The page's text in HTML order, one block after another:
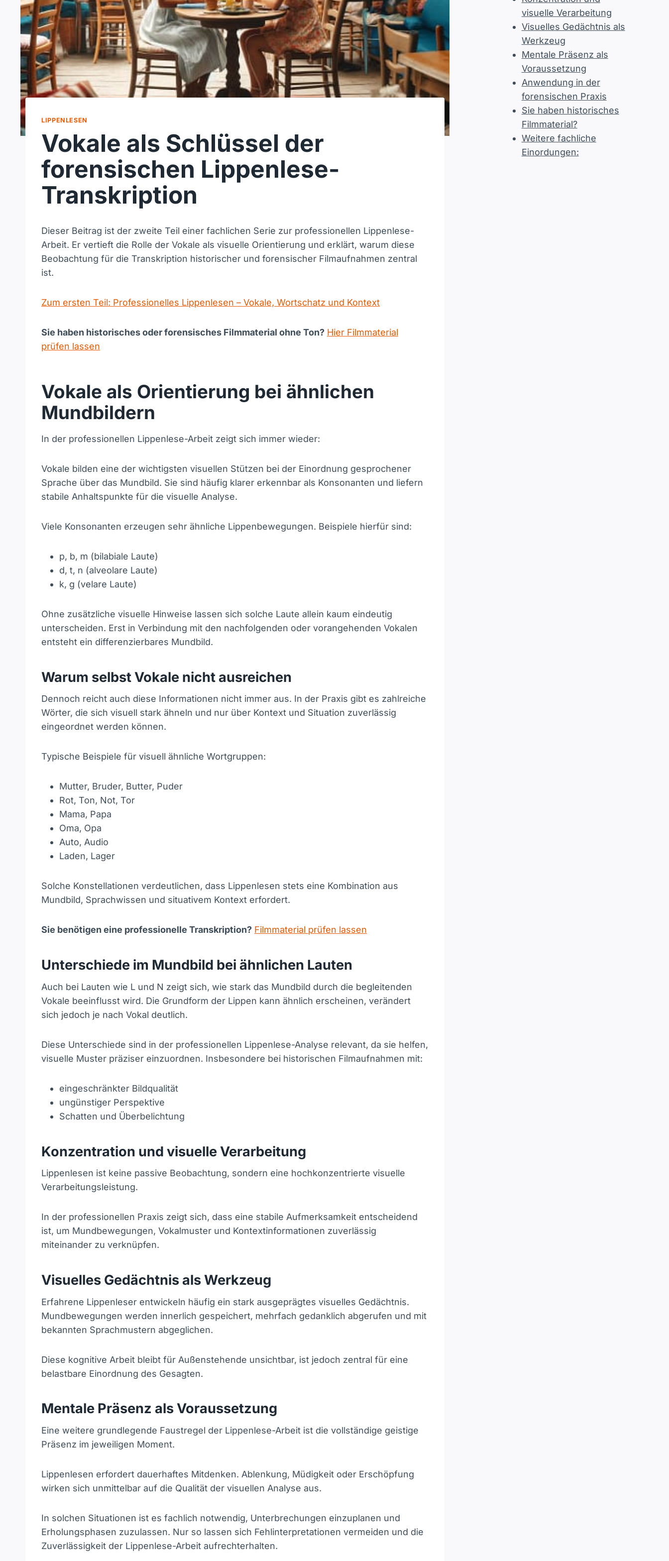
LIPPENLESEN
Vokale als Schlüssel der
forensischen Lippenlese-
Transkription
Dieser Beitrag ist der zweite Teil einer fachlichen Serie zur professionellen Lippenlese-
Arbeit. Er vertieft die Rolle der Vokale als visuelle Orientierung und erklärt, warum diese
Beobachtung für die Transkription historischer und forensischer Filmaufnahmen zentral
ist.
Zum ersten Teil: Professionelles Lippenlesen – Vokale, Wortschatz und Kontext
Sie haben historisches oder forensisches Filmmaterial ohne Ton? Hier Filmmaterial
prüfen lassen
Vokale als Orientierung bei ähnlichen
Mundbildern
In der professionellen Lippenlese-Arbeit zeigt sich immer wieder:
Vokale bilden eine der wichtigsten visuellen Stützen bei der Einordnung gesprochener
Sprache über das Mundbild. Sie sind häufig klarer erkennbar als Konsonanten und liefern
stabile Anhaltspunkte für die visuelle Analyse.
Viele Konsonanten erzeugen sehr ähnliche Lippenbewegungen. Beispiele hierfür sind:
p, b, m (bilabiale Laute)
d, t, n (alveolare Laute)
k, g (velare Laute)
Ohne zusätzliche visuelle Hinweise lassen sich solche Laute allein kaum eindeutig
unterscheiden. Erst in Verbindung mit den nachfolgenden oder vorangehenden Vokalen
entsteht ein differenzierbares Mundbild.
Warum selbst Vokale nicht ausreichen
Dennoch reicht auch diese Informationen nicht immer aus. In der Praxis gibt es zahlreiche
Wörter, die sich visuell stark ähneln und nur über Kontext und Situation zuverlässig
eingeordnet werden können.
Typische Beispiele für visuell ähnliche Wortgruppen:
Mutter, Bruder, Butter, Puder
Rot, Ton, Not, Tor
Mama, Papa
Oma, Opa
Auto, Audio
Laden, Lager
Solche Konstellationen verdeutlichen, dass Lippenlesen stets eine Kombination aus
Mundbild, Sprachwissen und situativem Kontext erfordert.
Sie benötigen eine professionelle Transkription? Filmmaterial prüfen lassen
Unterschiede im Mundbild bei ähnlichen Lauten
Auch bei Lauten wie L und N zeigt sich, wie stark das Mundbild durch die begleitenden
Vokale beeinflusst wird. Die Grundform der Lippen kann ähnlich erscheinen, verändert
sich jedoch je nach Vokal deutlich.
Diese Unterschiede sind in der professionellen Lippenlese-Analyse relevant, da sie helfen,
visuelle Muster präziser einzuordnen. Insbesondere bei historischen Filmaufnahmen mit:
eingeschränkter Bildqualität
ungünstiger Perspektive
Schatten und Überbelichtung
Konzentration und visuelle Verarbeitung
Lippenlesen ist keine passive Beobachtung, sondern eine hochkonzentrierte visuelle
Verarbeitungsleistung.
In der professionellen Praxis zeigt sich, dass eine stabile Aufmerksamkeit entscheidend
ist, um Mundbewegungen, Vokalmuster und Kontextinformationen zuverlässig
miteinander zu verknüpfen.
Visuelles Gedächtnis als Werkzeug
Erfahrene Lippenleser entwickeln häufig ein stark ausgeprägtes visuelles Gedächtnis.
Mundbewegungen werden innerlich gespeichert, mehrfach gedanklich abgerufen und mit
bekannten Sprachmustern abgeglichen.
Diese kognitive Arbeit bleibt für Außenstehende unsichtbar, ist jedoch zentral für eine
belastbare Einordnung des Gesagten.
Mentale Präsenz als Voraussetzung
Eine weitere grundlegende Faustregel der Lippenlese-Arbeit ist die vollständige geistige
Präsenz im jeweiligen Moment.
Lippenlesen erfordert dauerhaftes Mitdenken. Ablenkung, Müdigkeit oder Erschöpfung
wirken sich unmittelbar auf die Qualität der visuellen Analyse aus.
In solchen Situationen ist es fachlich notwendig, Unterbrechungen einzuplanen und
Erholungsphasen zuzulassen. Nur so lassen sich Fehlinterpretationen vermeiden und die
Zuverlässigkeit der Lippenlese-Arbeit aufrechterhalten.
visuelle Verarbeitung
Visuelles Gedächtnis als
Werkzeug
Mentale Präsenz als
Voraussetzung
Anwendung in der
forensischen Praxis
Sie haben historisches
Filmmaterial?
Weitere fachliche
Einordungen: